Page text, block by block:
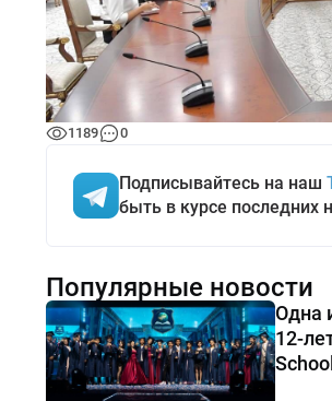
1189 0
Подписывайтесь на наш
быть в курсе последних
Популярные новости
Одна
12-